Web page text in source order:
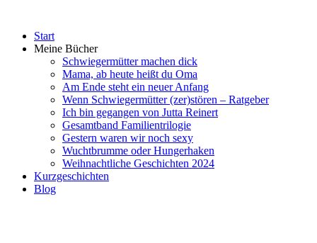
Start
Meine Bücher
Schwiegermütter machen dick
Mama, ab heute heißt du Oma
Am Ende steht ein neuer Anfang
Wenn Schwiegermütter (zer)stören – Ratgeber
Ich bin gegangen von Jutta Reinert
Gesamtband Familientrilogie
Gestern waren wir noch sexy
Wuchtbrumme oder Hungerhaken
Weihnachtliche Geschichten 2024
Kurzgeschichten
Blog